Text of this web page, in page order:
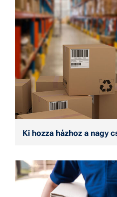
Ki hozza házhoz a nagy